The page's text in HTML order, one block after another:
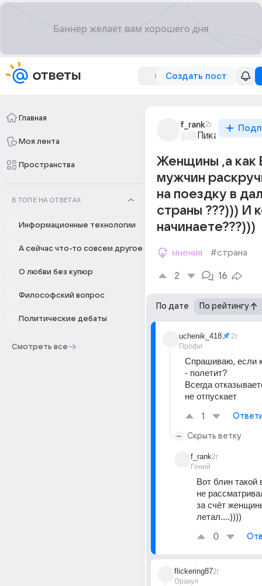
Создать пост
Главная
Моя лента
Пространства
В ТОПЕ НА ОТВЕТАХ
Информационные технологии
А сейчас что-то совсем другое
О любви без купюр
Философский вопрос
Политические дебаты
Смотреть все
f_rank2г
Пикантно о
Женщины ,а как
мужчин
на поездку в
страны ???))) И
начинаете???)))
мнения #страна
2 16
По дате По рейтингу
uchenik_418
Профи
2г
Спрашиваю, если
- полетит?
Всегда
не отпускает
1
Скрыть ветку
f_rank
Гений
2г
Вот блин такой
не
за счёт
летал....))))
0
flickering87
Оракул
2г